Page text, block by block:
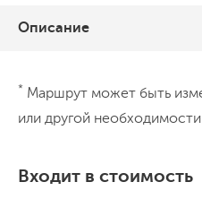
Описание
Встреча в
Териберку
* Маршрут может быть
или другой необходимости
Входит в стоимость